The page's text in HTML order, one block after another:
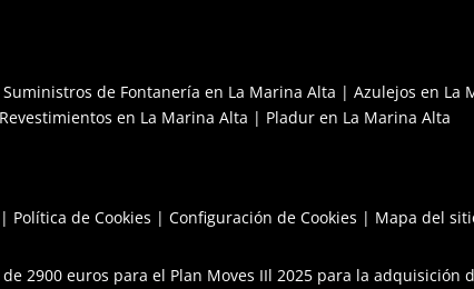
Suministros de Fontanería en La Marina Alta | Azulejos en La
Revestimientos en La Marina Alta | Pladur en La Marina Alta
| Política de Cookies | Configuración de Cookies | Mapa del
2900 euros para el Plan Moves IIl 2025 para la adquisición